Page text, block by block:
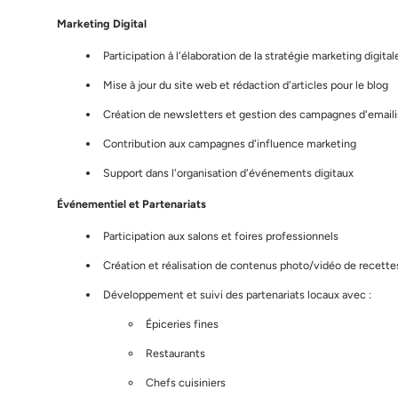
Marketing Digital
Participation à l'élaboration de la stratégie marketing
Mise à jour du site web et rédaction d'articles pour le blog
Création de newsletters et gestion des campagnes
Contribution aux campagnes d'influence marketing
Support dans l'organisation d'événements digitaux
Événementiel et Partenariats
Participation aux salons et foires professionnels
Création et réalisation de contenus photo/vidéo de
Développement et suivi des partenariats locaux avec :
Épiceries fines
Restaurants
Chefs cuisiniers